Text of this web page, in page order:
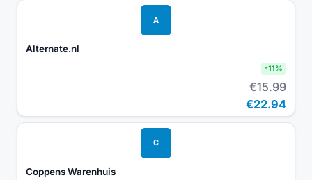
A
Alternate.nl
-11%
€15.99
€22.94
C
Coppens Warenhuis